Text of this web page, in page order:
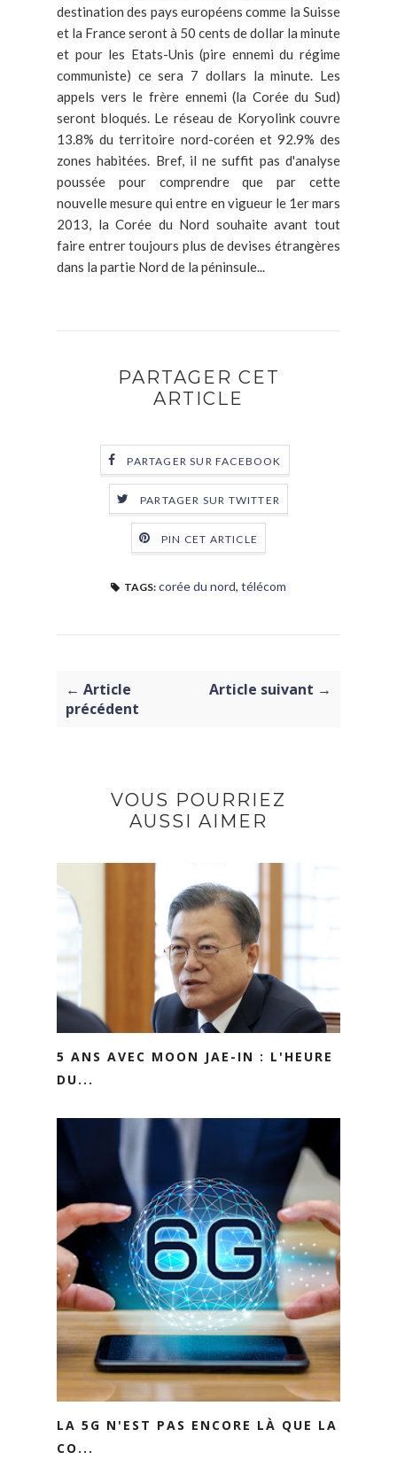
destination des pays européens comme la Suisse
et la France seront à 50 cents de dollar la minute
et pour les Etats-Unis (pire ennemi du régime
communiste) ce sera 7 dollars la minute. Les
appels vers le frère ennemi (la Corée du Sud)
seront bloqués. Le réseau de Koryolink couvre
13.8% du territoire nord-coréen et 92.9% des
zones habitées. Bref, il ne suffit pas d'analyse
poussée pour comprendre que par cette
nouvelle mesure qui entre en vigueur le 1er mars
2013, la Corée du Nord souhaite avant tout
faire entrer toujours plus de devises étrangères
dans la partie Nord de la péninsule...
PARTAGER CET
ARTICLE
PARTAGER SUR FACEBOOK
PARTAGER SUR TWITTER
PIN CET ARTICLE
TAGS: corée du nord, télécom
← Article
précédent
Article suivant →
VOUS POURRIEZ
AUSSI AIMER
5 ANS AVEC MOON JAE-IN : L'HEURE
DU...
LA 5G N'EST PAS ENCORE LÀ QUE LA
CO...